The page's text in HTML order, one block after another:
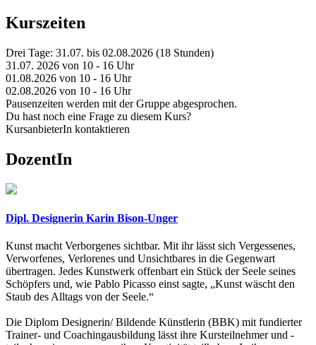
Kurszeiten
Drei Tage: 31.07. bis 02.08.2026 (18 Stunden)
31.07. 2026 von 10 - 16 Uhr
01.08.2026 von 10 - 16 Uhr
02.08.2026 von 10 - 16 Uhr
Pausenzeiten werden mit der Gruppe abgesprochen.
Du hast noch eine Frage zu diesem Kurs?
KursanbieterIn kontaktieren
DozentIn
Dipl. Designerin Karin Bison-Unger
Kunst macht Verborgenes sichtbar. Mit ihr lässt sich Vergessenes,
Verworfenes, Verlorenes und Unsichtbares in die Gegenwart
übertragen. Jedes Kunstwerk offenbart ein Stück der Seele seines
Schöpfers und, wie Pablo Picasso einst sagte, „Kunst wäscht den
Staub des Alltags von der Seele.“
Die Diplom Designerin/ Bildende Künstlerin (BBK) mit fundierter
Trainer- und Coachingausbildung lässt ihre Kursteilnehmer und -